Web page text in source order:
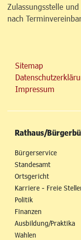
Zulassungsstelle
nach
Sitemap
Impressum
Rathaus/
Bürgerservice
Standesamt
Ortsgericht
Karriere - Freie
Politik
Finanzen
Ausbildung/Praktika
Wahlen